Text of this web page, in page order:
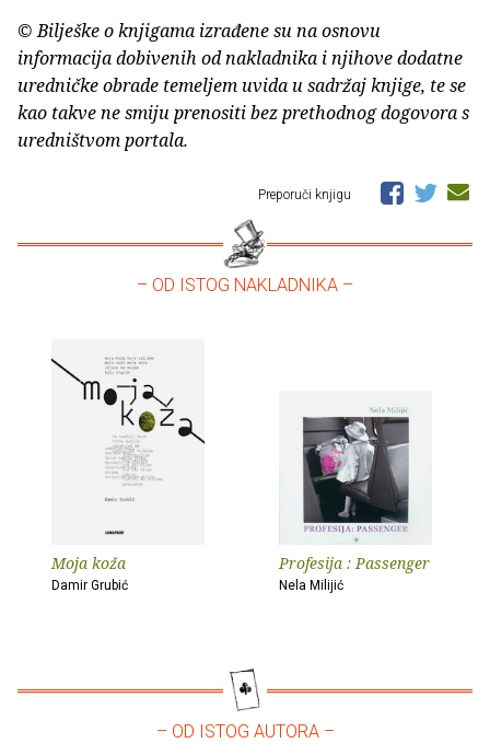
© Bilješke o knjigama izrađene su na osnovu
informacija dobivenih od nakladnika i njihove dodatne
uredničke obrade temeljem uvida u sadržaj knjige, te se
kao takve ne smiju prenositi bez prethodnog dogovora s
uredništvom portala.
Preporuči knjigu
– OD ISTOG NAKLADNIKA –
Moja koža
Damir Grubić
Profesija : Passenger
Nela Milijić
– OD ISTOG AUTORA –